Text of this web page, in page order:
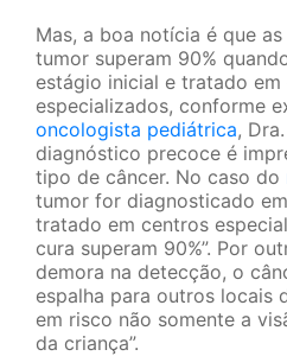
Mas, a boa notícia é que
tumor superam 90%
estágio inicial e tratado em
especializados, conforme
oncologista pediátrica,
diagnóstico precoce é
tipo de câncer. No caso do
tumor for diagnosticado
tratado em centros
cura superam 90%”. Por
demora na detecção, o
espalha para outros locais
em risco não somente a
da criança”.